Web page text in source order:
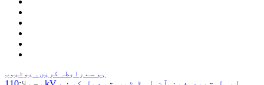
ہم سے رابطہ کریں۔ یوٹیوب